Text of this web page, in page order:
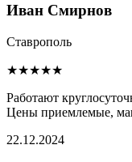
Иван Смирнов
Ставрополь
★★★★★
Работают
Цены приемлемые,
22.12.2024